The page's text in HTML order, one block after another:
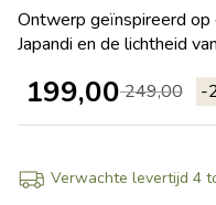
Ontwerp geïnspireerd op
Japandi en de lichtheid
-
249,00
199,00
Verwachte levertijd 4